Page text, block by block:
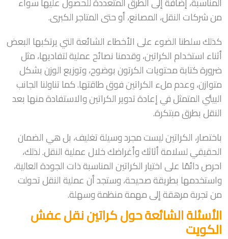
من شركات النقل، المصانع، أو حتى المتاجر الكبرى.
كذلك سلطنا الضوء على الأخطاء الشائعة التي يرتكبها البعض
أثناء استخدام الكراتين، وقدمنا نصائح عملية لتفاديها، مثل
ضرورة كتابة محتويات الكرتون بوضوح، وتوزيع الوزن بشكل
متوازن، وعدم ملء الكراتين فوق طاقتها. كما تناولنا الجانب
البيئي المتمثل في إعادة تدوير الكراتين والاستفادة منها بعد
النقل بطرق مبتكرة.
باختصار، الكراتين ليست مجرد وسيلة تغليف، بل هي الضمان
الحقيقي لسلامة أثاثك وأغراضك خلال عملية النقل. لذلك،
احرص دائمًا على اختيار الكراتين المناسبة ذات الجودة العالية،
واستخدمها بطريقة صحيحة، وستجد أن عملية النقل تحولت
من تجربة مرهقة إلى مهمة منظمة وسهلة.
الأسئلة الشائعة حول كراتين نقل عفش
الكويت